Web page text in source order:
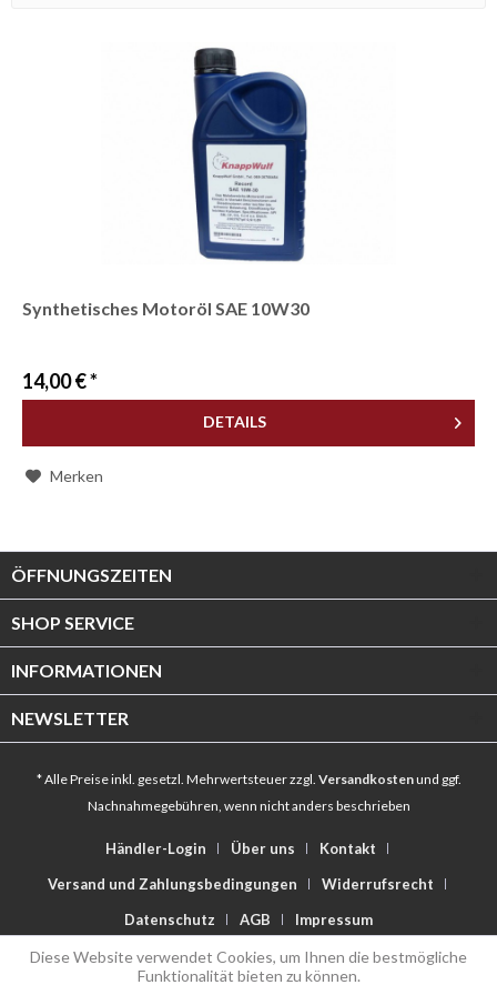
Synthetisches Motoröl SAE 10W30
14,00 € *
DETAILS
Merken
ÖFFNUNGSZEITEN
SHOP SERVICE
INFORMATIONEN
NEWSLETTER
* Alle Preise inkl. gesetzl. Mehrwertsteuer zzgl. Versandkostenund ggf.
Nachnahmegebühren, wenn nicht anders beschrieben
Händler-Login Über uns
Kontakt
Versand und Zahlungsbedingungen
Widerrufsrecht
Datenschutz
AGB Impressum
Diese Website verwendet Cookies, um Ihnen die bestmögliche
Funktionalität bieten zu können.